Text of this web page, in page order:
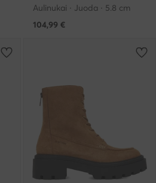
Aulinukai · Juoda · 5.8 cm
104,99 €